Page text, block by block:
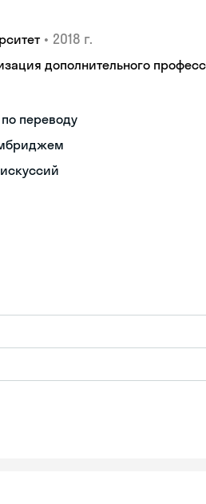
• 2018 г.
дополнительного
переводу